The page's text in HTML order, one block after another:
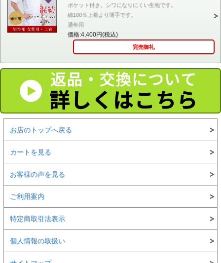
ポケット付き。シワになりにくい生地です。
綿100％上着より薄手です。
通年用
価格:4,400円(税込)
完売御礼
お店のトップへ戻る
カートを見る
お客様の声を見る
ご利用案内
特定商取引法表示
個人情報の取扱い